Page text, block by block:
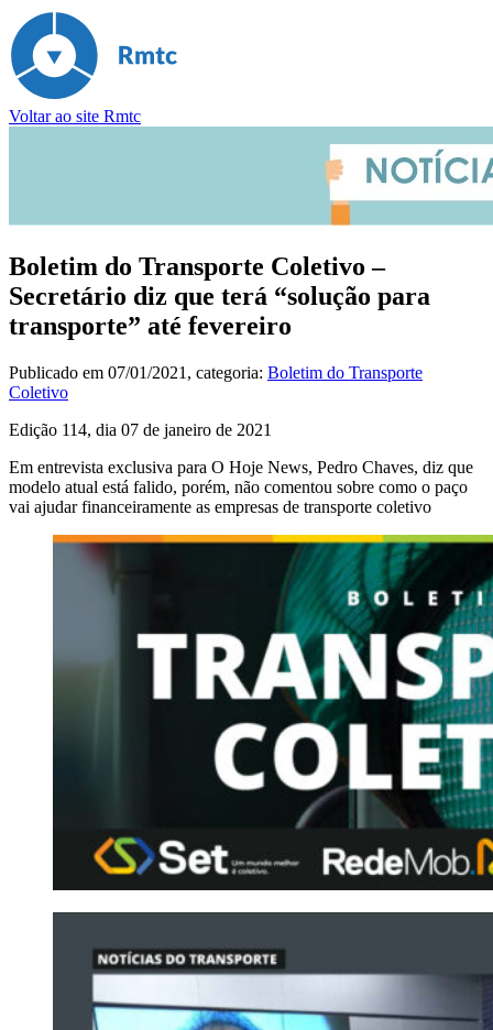
Voltar ao site Rmtc
Boletim do Transporte Coletivo –
Secretário diz que terá “solução para
transporte” até fevereiro
Publicado em 07/01/2021 , categoria: Boletim do Transporte
Coletivo
Edição 114, dia 07 de janeiro de 2021
Em entrevista exclusiva para O Hoje News, Pedro Chaves, diz que
modelo atual está falido, porém, não comentou sobre como o paço
vai ajudar financeiramente as empresas de transporte coletivo